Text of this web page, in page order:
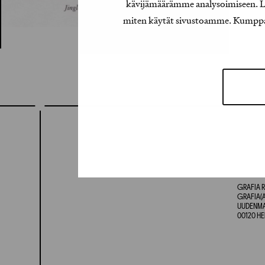
kävijämäärämme analysoimiseen.
miten käytät sivustoamme.
GRAFIA
00120